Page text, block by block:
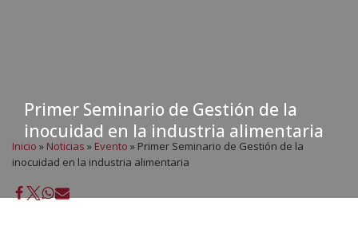
Primer Seminario de Gestión de la
inocuidad en la industria alimentaria
Inicio » Noticias » Evento » Primer Seminario de Gestión de la
inocuidad en la industria alimentaria